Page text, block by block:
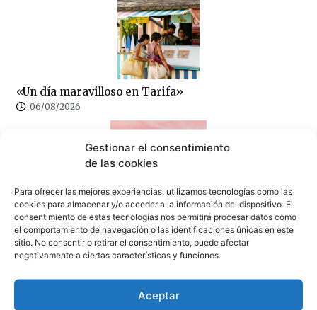
Gestionar el consentimiento
de las cookies
Para ofrecer las mejores experiencias, utilizamos tecnologías como las
cookies para almacenar y/o acceder a la información del dispositivo. El
consentimiento de estas tecnologías nos permitirá procesar datos como
el comportamiento de navegación o las identificaciones únicas en este
sitio. No consentir o retirar el consentimiento, puede afectar
negativamente a ciertas características y funciones.
Aceptar
«Un día maravilloso en Tarifa»
06/08/2026
La APBA convoca el concurso de fotografía
ambiental “Puerto y Naturaleza: Bahía de Algeciras y
Tarifa”
06/08/2026